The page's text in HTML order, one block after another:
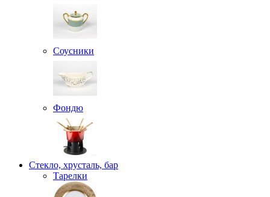
Соусники
Фондю
Стекло, хрусталь, бар
Тарелки